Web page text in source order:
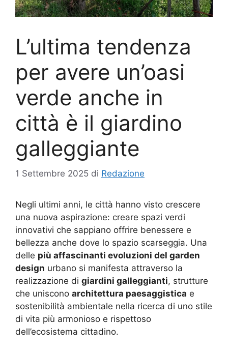
L’ultima tendenza
per avere un’oasi
verde anche in
città è il giardino
galleggiante
1 Settembre 2025 di Redazione
Negli ultimi anni, le città hanno visto crescere
una nuova aspirazione: creare spazi verdi
innovativi che sappiano offrire benessere e
bellezza anche dove lo spazio scarseggia. Una
delle più affascinanti evoluzioni del garden
design urbano si manifesta attraverso la
realizzazione di giardini galleggianti, strutture
che uniscono architettura paesaggistica e
sostenibilità ambientale nella ricerca di uno stile
di vita più armonioso e rispettoso
dell’ecosistema cittadino.